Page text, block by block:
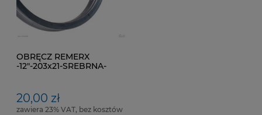
OBRĘCZ REMERX
-12"-203x21-SREBRNA-
20,00 zł
zawiera 23% VAT, bez kosztów